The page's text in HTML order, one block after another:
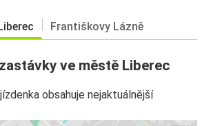
Františkovy Lázně
ve městě Liberec
obsahuje nejaktuálnější